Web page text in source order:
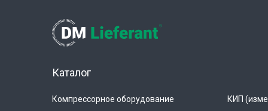
Каталог
Компрессорное оборудование
КИП